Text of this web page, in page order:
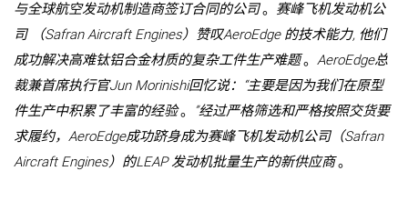
与全球航空发动机制造商签订合同的公司。 赛峰飞机发动机公
司 （Safran Aircraft Engines）赞叹AeroEdge 的技术能力, 他们
成功解决高难钛铝合金材质的复杂工件生产难题。 AeroEdge总
裁兼首席执行官Jun Morinishi回忆说：“主要是因为我们在原型
件生产中积累了丰富的经验。
”经过严格筛选和严格按照交货要
求履约，AeroEdge成功跻身成为赛峰飞机发动机公司（Safran
Aircraft Engines）的LEAP 发动机批量生产的新供应商。